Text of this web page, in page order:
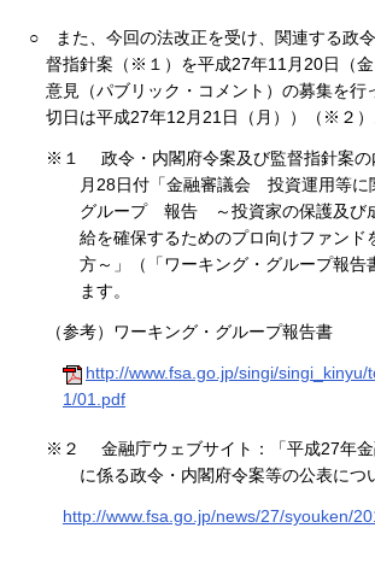
○
また、今回の法改正を受け、関連する政
督指針案（※１）を平成27年11月20日（金
意見（パブリック・コメント）の募集を行
切日は平成27年12月21日（月））（※２）
※１
政令・内閣府令案及び監督指針案
月28日付「金融審議会 投資運用等に
グループ 報告 ～投資家の保護及び
給を確保するためのプロ向けファンド
方～」（「ワーキング・グループ報告
ます。
（参考）ワーキング・グループ報告書
http://www.fsa.go.jp/singi/singi_kinyu/
1/01.pdf
※２
金融庁ウェブサイト：「平成27年
に係る政令・内閣府令案等の公表につ
http://www.fsa.go.jp/news/27/syouken/